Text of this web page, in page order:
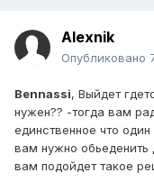
Alexnik
Опубликовано
Bennassi, Выйдет
нужен?? -тогда вам
единственное что
вам нужно обьеденить
вам подойдет такое